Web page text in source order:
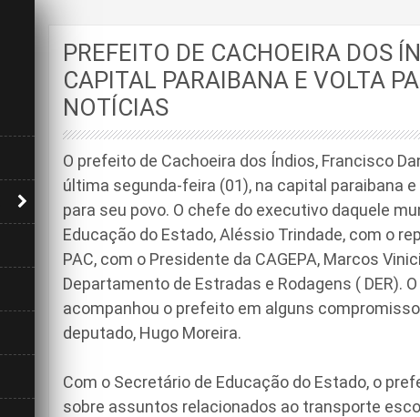
PREFEITO DE CACHOEIRA DOS
CAPITAL PARAIBANA E VOLTA
NOTÍCIAS
O prefeito de Cachoeira dos Índios, Francisco
última segunda-feira (01), na capital paraibana
para seu povo. O chefe do executivo daquele
Educação do Estado, Aléssio Trindade, com o
PAC, com o Presidente da CAGEPA, Marcos
Departamento de Estradas e Rodagens ( DER).
acompanhou o prefeito em alguns
deputado, Hugo Moreira.
Com o Secretário de Educação do Estado, o
sobre assuntos relacionados ao transporte